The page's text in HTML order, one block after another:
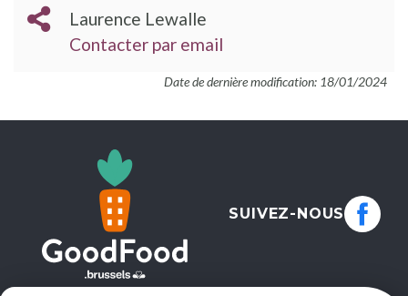
Laurence Lewalle
Contacter par email
Date de dernière modification: 18/01/2024
SUIVEZ-NOUS